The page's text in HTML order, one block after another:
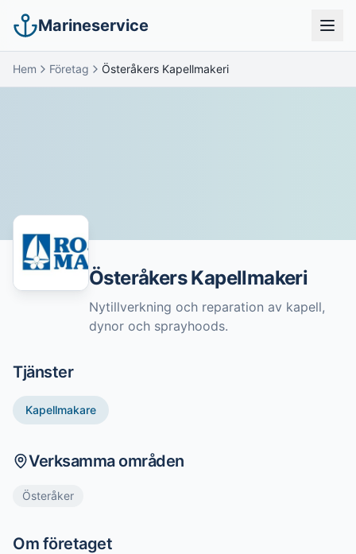
Marineservice
Hem Företag Österåkers Kapellmakeri
Österåkers Kapellmakeri
Nytillverkning och reparation av kapell,
dynor och sprayhoods.
Tjänster
Kapellmakare
Verksamma områden
Österåker
Om företaget